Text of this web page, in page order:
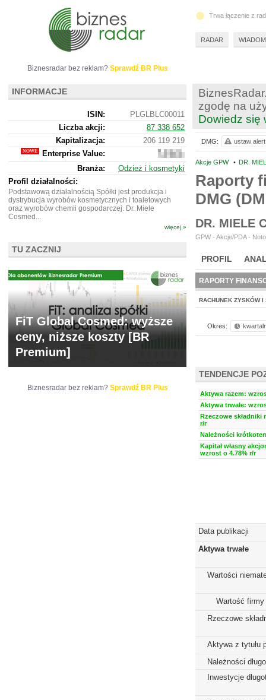
zgodę na
Dowiedz się
Akcje GPW • DR.
Raporty
DMG
DR. MIELE
GPW - Akcje/PDA -
PROFIL
BR LAB
RAPORTY
RACHUNEK ZYSKÓW I
Okres:
TENDENCJE
Aktywa razem:
Aktywa trwałe:
Rzeczowe składniki
r/r
Należności
Kapitał własny
wzrost o 4.78% r/r
Data publikacji
Aktywa trwałe
Wartości
Wartość firmy
Rzeczowe
Aktywa z tytułu
Należności
Inwestycje
DMG: ustaw alert
Biznesradar bez reklam? Sprawdź BR Plus
INFORMACJE
ISIN:
PLGLBLC00011
Liczba akcji:
87 338 652
Kapitalizacja:
206 119 219
Enterprise Value:
266
847
219
Branża:
Odzież i kosmetyki
Profil działalności:
Podstawową działalnością Spółki jest produkcja i
dystrybucja wyrobów kosmetycznych i toaletowych
oraz wyrobów chemii gospodarczej. Dr. Miele
Cosmed...
więcej »
TU ZACZNIJ
FiT Global Cosmed: wyższe
ceny, niższe koszty [BR
Premium]
Biznesradar bez reklam? Sprawdź BR Plus
Trwa łączenie z
RADAR